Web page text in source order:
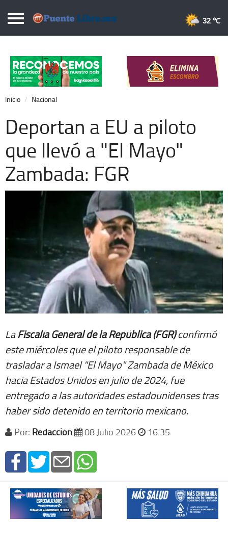
Puentelibre.mx
Local
Nacional
Opinión
Cronos
Economía
Espectáculos
32 ℃
Inicio Nacional
Deportan a EU a piloto
que llevó a "El Mayo"
Zambada: FGR
LaFiscalía General de la República (FGR)confirmó
este miércoles que el piloto responsable de
trasladar a Ismael "El Mayo" Zambada de México
hacia Estados Unidos en julio de 2024, fue
entregado a las autoridades estadounidenses tras
haber sido detenido en territorio mexicano.
Por: Redacción 08 Julio 2026 16 35